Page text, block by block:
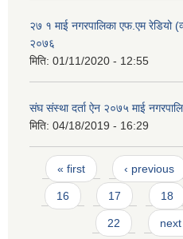
२७ १ माई नगरपालिका एफ.एम रेडियो
२०७६
मिति: 01/11/2020 - 12:55
संघ संस्था दर्ता ऐन २०७५ माई
मिति: 04/18/2019 - 16:29
Pages
« first ‹ previous
16 17 18
22 next